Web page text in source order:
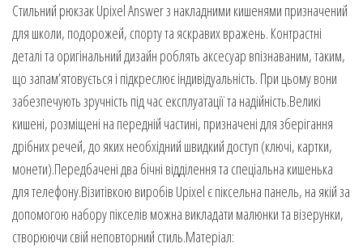
Стильний рюкзак Upixel Answer з накладними кишенями призначений
для школи, подорожей, спорту та яскравих вражень. Контрастні
деталі та оригінальний дизайн роблять аксесуар впізнаваним, таким,
що запам’ятовується і підкреслює індивідуальність. При цьому вони
забезпечують зручність під час експлуатації та надійність.Великі
кишені, розміщені на передній частині, призначені для зберігання
дрібних речей, до яких необхідний швидкий доступ (ключі, картки,
монети).Передбачені два бічні відділення та спеціальна кишенька
для телефону.Візитівкою виробів Upixel є піксельна панель, на якій за
допомогою набору пікселів можна викладати малюнки та візерунки,
створюючи свій неповторний стиль.Матеріал: